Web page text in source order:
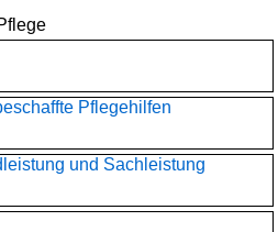
Pflegehilfen
und Sachleistung